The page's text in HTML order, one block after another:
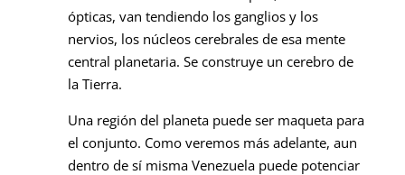
ópticas, van tendiendo los ganglios y los
nervios, los núcleos cerebrales de esa mente
central planetaria. Se construye un cerebro de
la Tierra.
Una región del planeta puede ser maqueta para
el conjunto. Como veremos más adelante, aun
dentro de sí misma Venezuela puede potenciar